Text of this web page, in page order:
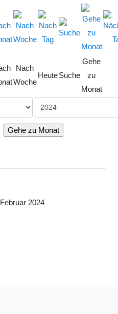
Nach
Woche
HeuteSuche
Gehe
zu
Monat
Gehe zu Monat
2024